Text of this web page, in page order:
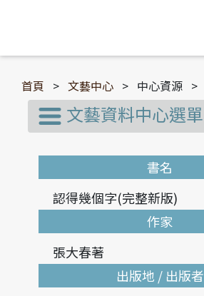
首頁 > 文藝中心 > 中心資源 >
文藝資料中心選單
書名
認得幾個字(完整新版)
作家
張大春著
出版地 / 出版者